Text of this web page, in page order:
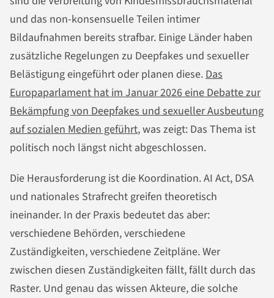
und das non-konsensuelle Teilen intimer
Bildaufnahmen bereits strafbar. Einige Länder haben
zusätzliche Regelungen zu Deepfakes und sexueller
Belästigung eingeführt oder planen diese.Das
Europaparlament hat im Januar 2026 eine Debatte zur
Bekämpfung von Deepfakes und sexueller Ausbeutung
auf sozialen Medien geführt, was zeigt: Das Thema ist
politisch noch längst nicht abgeschlossen.
Die Herausforderung ist die Koordination. AI Act, DSA
und nationales Strafrecht greifen theoretisch
ineinander. In der Praxis bedeutet das aber:
verschiedene Behörden, verschiedene
Zuständigkeiten, verschiedene Zeitpläne. Wer
zwischen diesen Zuständigkeiten fällt, fällt durch das
Raster. Und genau das wissen Akteure, die solche